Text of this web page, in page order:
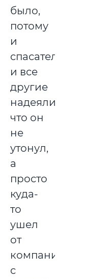
было,
потому
и
спасатели,
и все
другие
надеялись,
что он
не
утонул,
а
просто
куда-
то
ушел
от
компании,
с